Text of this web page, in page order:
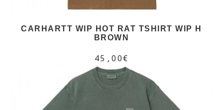
CARHARTT WIP HOT RAT TSHIRT WIP H
BROWN
45,00€